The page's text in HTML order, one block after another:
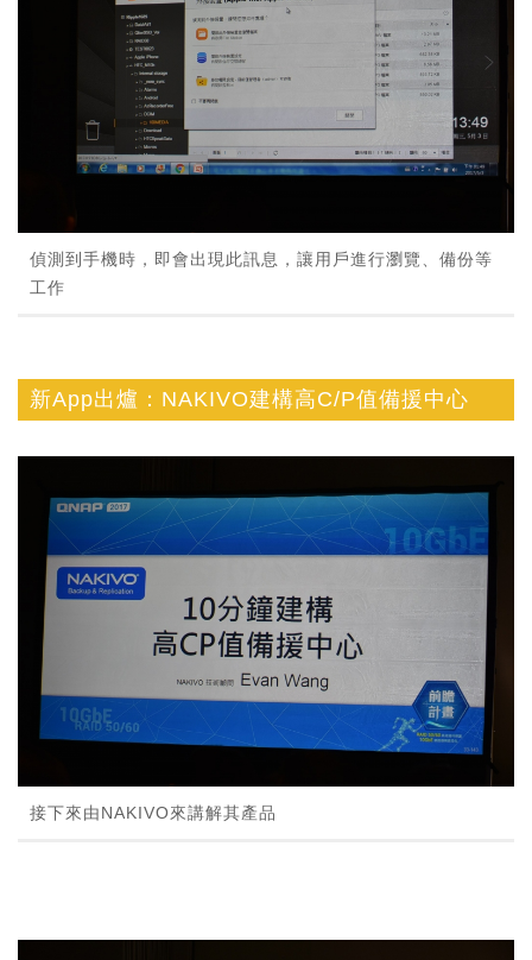
偵測到手機時，即會出現此訊息，讓用戶進行瀏覽、備份等
工作
新App出爐：NAKIVO建構高C/P值備援中心
接下來由NAKIVO來講解其產品